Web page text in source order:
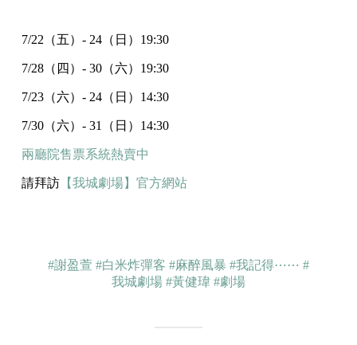
7/22（五）- 24（日）19:30
7/28（四）- 30（六）19:30
7/23（六）- 24（日）14:30
7/30（六）- 31（日）14:30
兩廳院售票系統熱賣中
請拜訪 【我城劇場】官方網站
#謝盈萱 #白米炸彈客 #麻醉風暴 #我記得⋯⋯ #
我城劇場 #黃健瑋 #劇場